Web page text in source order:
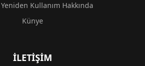
Yeniden Kullanım Hakkında
Künye
İLETIŞIM